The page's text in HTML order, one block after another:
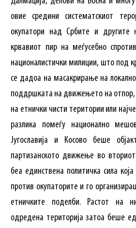
овие средини систематскиот
окупатори над Србите и
крвавиот пир на меѓусебно
националистички милиции, што под
се дадоа на масакрирање на
поддршката на движењето на
на етнички чисти територии или
разлика помеѓу национално
Југославија и Косово беше
партизанското движење во вториот
беа единствена политичка сила
против окупаторите и го
етничките поделби. Растот на
одредена територија затоа беше